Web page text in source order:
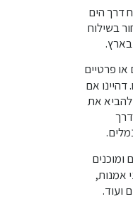
דרך הים
בשילוח
או פרטיים
אם
את
אמנות,
ועוד.